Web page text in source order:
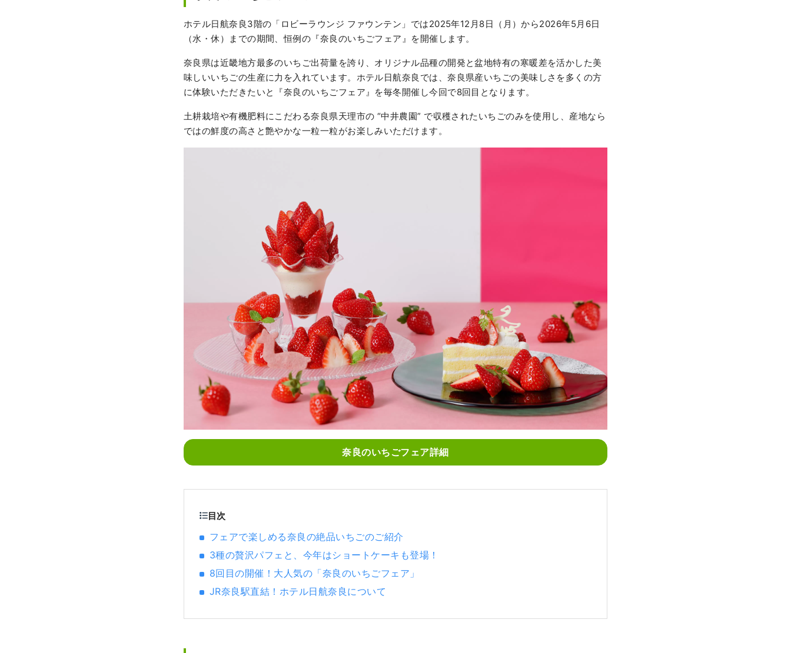
ホテル日航奈良3階の「ロビーラウンジ ファウンテン」では2025年12月8日（月）から2026年5月6日
（水・休）までの期間、恒例の『奈良のいちごフェア』を開催します。
奈良県は近畿地方最多のいちご出荷量を誇り、オリジナル品種の開発と盆地特有の寒暖差を活かした美
味しいいちごの生産に力を入れています。ホテル日航奈良では、奈良県産いちごの美味しさを多くの方
に体験いただきたいと『奈良のいちごフェア』を毎冬開催し今回で8回目となります。
土耕栽培や有機肥料にこだわる奈良県天理市の “中井農園” で収穫されたいちごのみを使用し、産地なら
ではの鮮度の高さと艶やかな一粒一粒がお楽しみいただけます。
奈良のいちごフェア詳細
目次
フェアで楽しめる奈良の絶品いちごのご紹介
3種の贅沢パフェと、今年はショートケーキも登場！
8回目の開催！大人気の「奈良のいちごフェア」
JR奈良駅直結！ホテル日航奈良について